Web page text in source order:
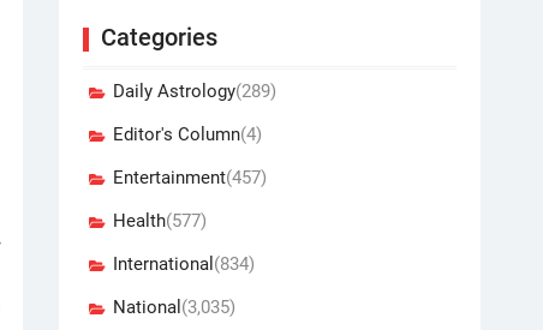
Categories
Daily Astrology(289)
Editor's Column(4)
Entertainment(457)
Health(577)
International (834)
National (3,035)